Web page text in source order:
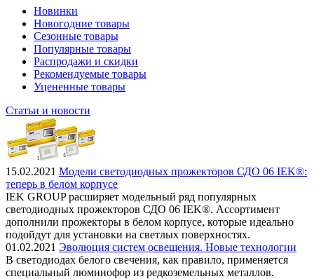
Новинки
Новогодние товары
Сезонные товары
Популярные товары
Распродажи и скидки
Рекомендуемые товары
Уцененные товары
Статьи и новости
15.02.2021 Модели светодиодных прожекторов СДО 06 IEK®:
теперь в белом корпусе
IEK GROUP расширяет модельный ряд популярных
светодиодных прожекторов СДО 06 IEK®. Ассортимент
дополнили прожекторы в белом корпусе, которые идеально
подойдут для установки на светлых поверхностях.
01.02.2021 Эволюция систем освещения. Новые технологии
В светодиодах белого свечения, как правило, применяется
специальный люминофор из редкоземельных металлов.